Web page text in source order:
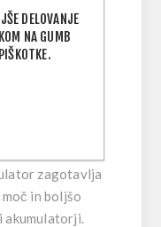
kalcij in proti-
za manj
reši konkreten
zagotavlja
in boljšo
akumulatorji.
DELOVANJE
NA GUMB